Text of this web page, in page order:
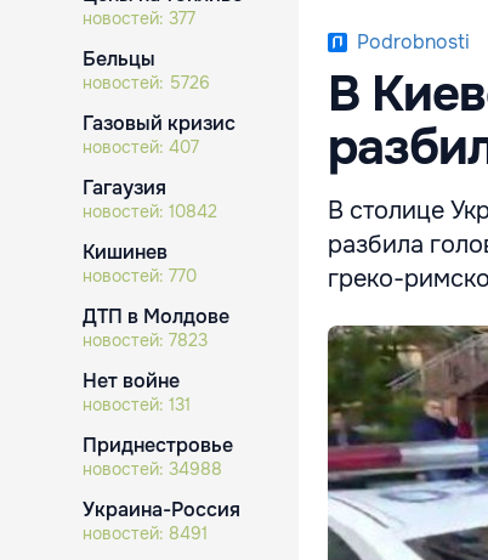
новостей: 377
Бельцы
новостей: 5726
Газовый кризис
новостей: 407
Гагаузия
новостей: 10842
Кишинев
новостей: 770
ДТП в Молдове
новостей: 7823
Нет войне
новостей: 131
Приднестровье
новостей: 34988
Украина-Россия
новостей: 8491
Podrobnosti
В
В столице
разбила
греко-